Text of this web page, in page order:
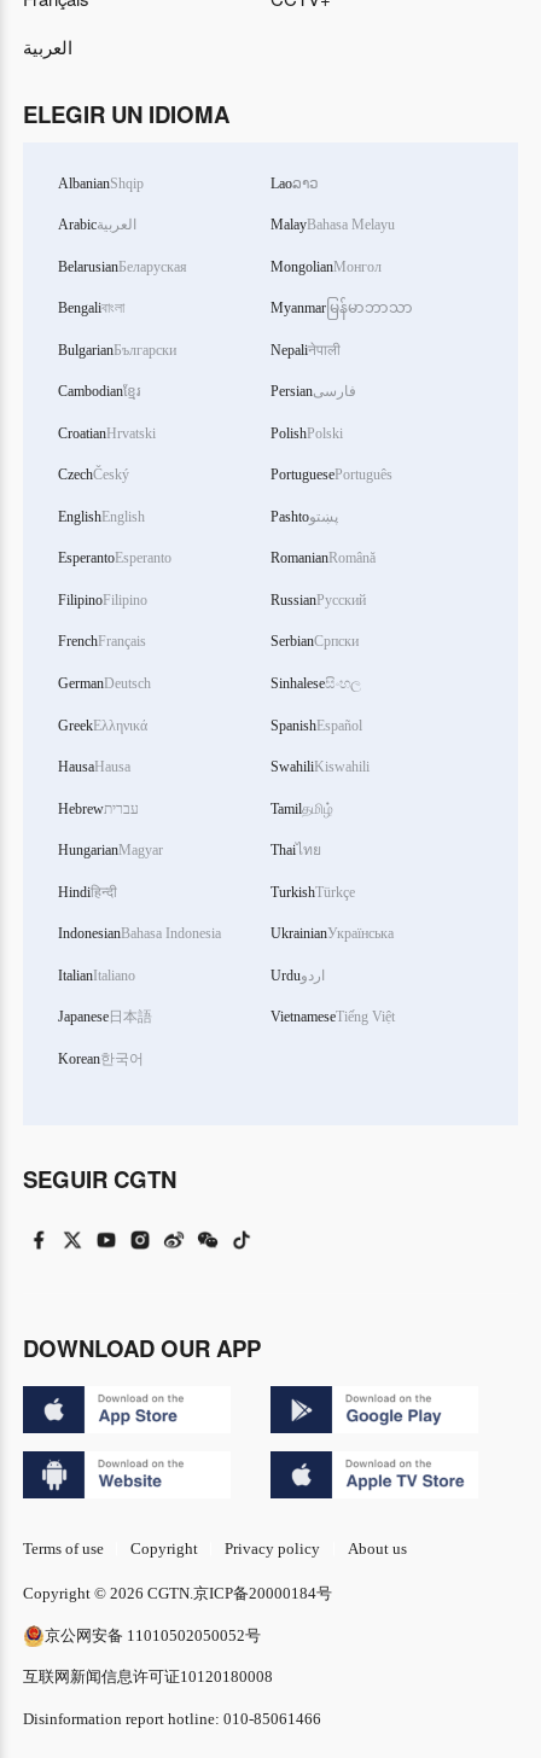
العربية
ELEGIR UN IDIOMA
AlbanianShqip
Arabicالعربية
BelarusianБеларуская
Bengaliবাংলা
BulgarianБългарски
Cambodianខ្មែរ
CroatianHrvatski
CzechČeský
EnglishEnglish
EsperantoEsperanto
FilipinoFilipino
FrenchFrançais
GermanDeutsch
GreekΕλληνικά
HausaHausa
Hebrewעברית
HungarianMagyar
Hindiहिन्दी
IndonesianBahasa Indonesia
ItalianItaliano
Japanese日本語
Korean한국어
Laoລາວ
MalayBahasa Melayu
MongolianМонгол
Myanmar မြန်မာဘာသာ
Nepaliनेपाली
Persianفارسی
PolishPolski
PortuguesePortuguês
Pashtoپښتو
RomanianRomână
RussianРусский
SerbianСрпски
Sinhaleseසිංහල
SpanishEspañol
SwahiliKiswahili
Tamilதமிழ்
Thaiไทย
TurkishTürkçe
UkrainianУкраїнська
Urduاردو
VietnameseTiếng Việt
SEGUIR CGTN
DOWNLOAD OUR APP
Terms of use Copyright Privacy policy About us
Copyright © 2026 CGTN.京ICP备20000184号
京公网安备 11010502050052号
互联网新闻信息许可证10120180008
Disinformation report hotline: 010-85061466